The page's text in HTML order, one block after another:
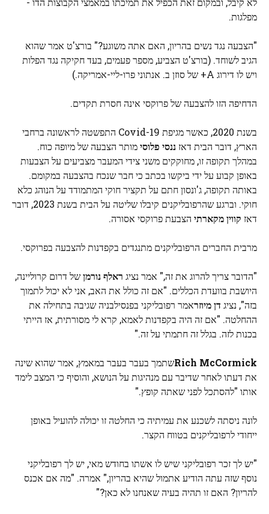
מפלגות.
"הצבעה נגד נשים בהריון, האם אתה משוגע?" בורצ'ט אמר שהוא
הגיב לשוחד. (בורצ'ט הצביע, מספר פעמים, בעד חקיקה נגד הפלות
ויש לו דירוג A+ של סוזן ב. אנתוני פרו-ליי-אמריקה.)
הדחיפה הזו להצבעה של פרוקסי אינה חסרת תקדים.
בשנת 2020, כאשר מגיפת Covid-19 התפשטה לראשונה ברחבי
הארץ, דובר הבית דאז ננסי פלוסימותר הצבעה של מיופה כוח.
במהלך תקופה זו, מחוקקים משני צידי המעבר מצביעים על הצבעות
באופן קבוע על ידי ביקשו בכתב כי חבר שנכח בהצבעה במקומם.
באותה תקופה, ג'ונסון חתם על תקציר חוקי המתמודד על הנוהג כלא
חוקי. וברגע שהרפובליקנים קיבלו שליטה על הבית בשנת 2023, דובר
דאז קווין מקארתי הצבעת פרוקסי אסורה.
מרבית החברים הרפובליקנים מתנגדים בקפדנות להצבעה בפרוקסי.
"הדובר צריך להרוג את זה," אמר נציג ראלף נורמןשל דרום קרוליינה,
היושבת בוועדת הכללים. "אם זה כולל את האב, אני לא יכול לתמוך
בזה", נציג דן מיוזראמר רפובליקני בפנסילבניה שגיבה בתחילה את
ההחלטה. "אם זה היה בקפדנות לאמא, קרא לי מסורתית, אז הייתי
בכנות לזה. בגלל זה חתמתי על זה."
Rich McCormickשתמך בעבר בעבר במאמץ, אמר שהוא שינה
את דעתו לאחר שדיבר עם מנהיגות על הנושא, והוסיף כי המצב לימד
אותו "להסתכל לפני שאתה קופץ."
לונה ניסתה לשכנע את עמיתיה כי החלטה זו יכולה להועיל באופן
ייחודי לרפובליקנים בטווח הקצר.
"יש לך זכר רפובליקני שיש לו אשתו בחודש מאי, יש לך רפובליקני
נוסף שזה עתה הודיע ​​אתמול שהיא בהריון," אמרה. "מה אם אכנס
להריון? האם זו תהיה בעיה שאנחנו לא כאן?"